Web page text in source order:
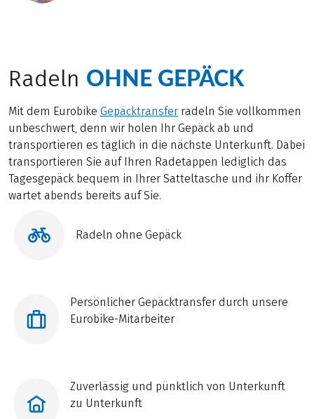
Radeln OHNE GEPÄCK
Mit dem Eurobike Gepäcktransfer radeln Sie vollkommen
unbeschwert, denn wir holen Ihr Gepäck ab und
transportieren es täglich in die nächste Unterkunft. Dabei
transportieren Sie auf Ihren Radetappen lediglich das
Tagesgepäck bequem in Ihrer Satteltasche und ihr Koffer
wartet abends bereits auf Sie.
Radeln ohne Gepäck
Persönlicher Gepäcktransfer durch unsere
Eurobike-Mitarbeiter
Zuverlässig und pünktlich von Unterkunft
zu Unterkunft